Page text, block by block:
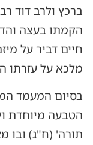
ברכץ ולרב דוד
הקמתו בעצה
חיים דביר על
מלכא על עזרתו
בסיום המעמד
הטבעה מיוחדת
תורה' (ח"ג) ובו